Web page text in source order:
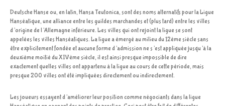
Deutsche Hanse ou, en latin, Hansa Teutonica, sont des noms alternatifs pour la Ligue
Hanséatique, une alliance entre les guildes marchandes et (plus tard) entre les villes
d’origine de l’Allemagne inférieure. Les villes qui ont rejoint la ligue se sont
appelées les villes Hanséatiques. La ligue a émergé au milieu du 12ème siècle sans
être explicitement fondée et aucune forme d’admission ne s’est appliquée jusqu’à la
deuxième moitié du XIVème siècle, il est ainsi presque impossible de dire
exactement quelles villes ont appartenu à la ligue au cours de cette période, mais
presque 200 villes ont été impliquées directement ou indirectement.
Les joueurs essayent d’améliorer leur position comme négociants dans la ligue